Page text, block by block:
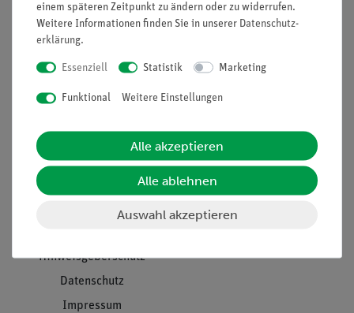
Nach oben
Unternehmen
Projekte und Lösungen
Stellenangebote
Hinweisgeberschutz
Datenschutz
Impressum
Übersicht Service
Beratung & Showroom
Inventarisierungs- &
einem späteren Zeitpunkt zu ändern oder zu widerrufen.
Weitere Informationen finden Sie in unserer Daten­schutz­
erklärung.
Essenziell Statistik Marketing
Funktional Weitere Einstellungen
Alle akzeptieren
Alle ablehnen
Auswahl akzeptieren